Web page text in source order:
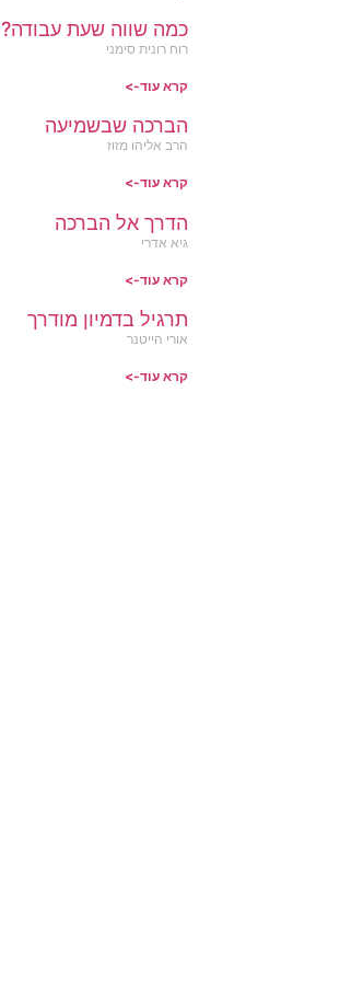
כמה שווה שעת עבודה?
רוח רונית סימני
קרא עוד->
הברכה שבשמיעה
הרב אליהו מזוז
קרא עוד->
הדרך אל הברכה
גיא אדרי
קרא עוד->
תרגיל בדמיון מודרך
אורי הייטנר
קרא עוד->